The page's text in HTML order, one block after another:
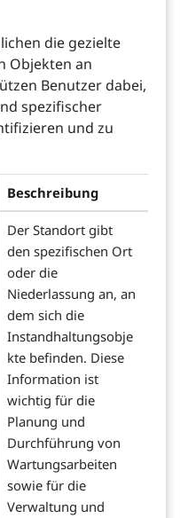
die gezielte
Objekten an
Benutzer dabei,
spezifischer
und zu
Beschreibung
Der Standort gibt
den spezifischen Ort
oder die
Niederlassung an, an
dem sich die
Instandhaltungsobje
kte befinden. Diese
Information ist
wichtig für die
Planung und
Durchführung von
Wartungsarbeiten
sowie für die
Verwaltung und